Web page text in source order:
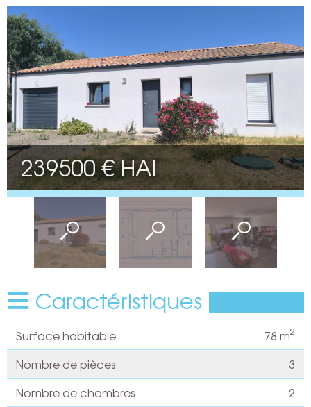
239500 € HAI
Caractéristiques
Surface habitable 78 m2
Nombre de pièces
3
Nombre de chambres
2